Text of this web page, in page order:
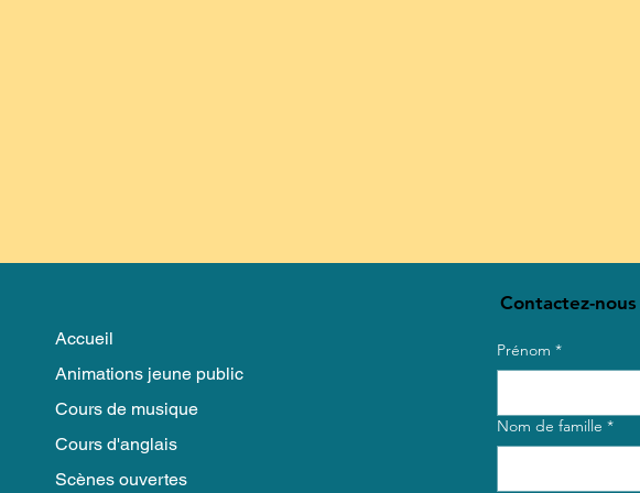
Accueil
Animations jeune public
Cours de musique
Cours d'anglais
Scènes ouvertes
Contactez-
Prénom *
Nom de famille *